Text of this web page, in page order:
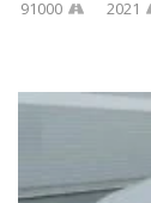
91000 2021